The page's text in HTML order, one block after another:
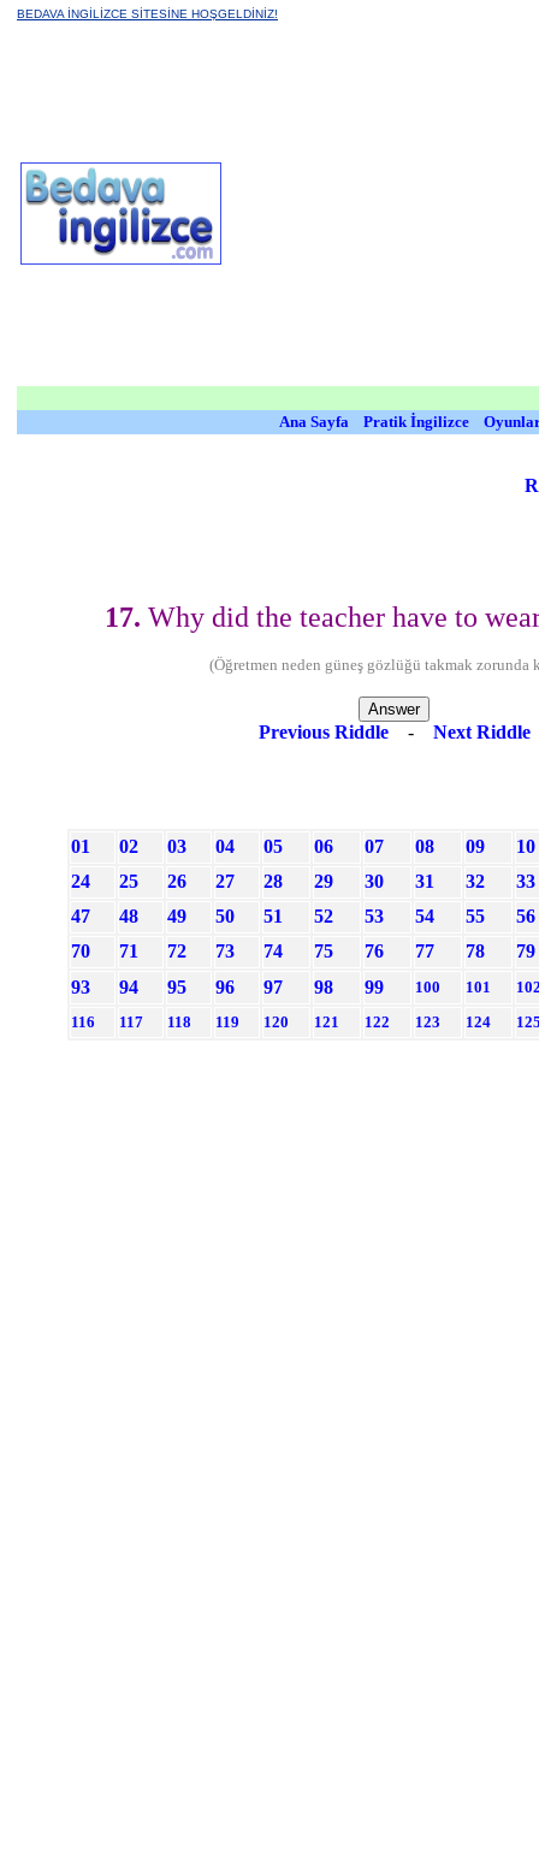
BEDAVA İNGİLİZCE SİTESİNE HOŞGELDİNİZ!
Ana Sayfa Pratik İngilizce
17. Why did the teacher have to
(Öğretmen neden güneş gözlüğü takmak zorunda
Previous Riddle - Next Riddle
01 02 03 04 05 06 07 08 09
10
24
25 26 27 28 29 30 31 32
33
47
48 49 50 51 52 53 54 55
56
70
71 72 73 74 75 76 77 78
79
93
94 95 96 97 98 99 100 101
116
117 118 119 120 121 122 123 124